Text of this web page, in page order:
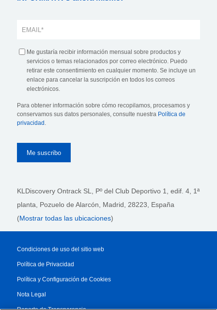
Me gustaría recibir información mensual sobre productos y
servicios o temas relacionados por correo electrónico. Puedo
retirar este consentimiento en cualquier momento. Se incluye un
enlace para cancelar la suscripción en todos los correos
electrónicos.
Para obtener información sobre cómo recopilamos, procesamos y
conservamos sus datos personales, consulte nuestra Política de
privacidad .
KLDiscovery Ontrack SL, Pº del Club Deportivo 1, edif. 4, 1ª
planta, Pozuelo de Alarcón, Madrid, 28223 , España
(Mostrar todas las ubicaciones)
Condiciones de uso del sitio web
Política de Privacidad
Política y Configuración de Cookies
Nota Legal